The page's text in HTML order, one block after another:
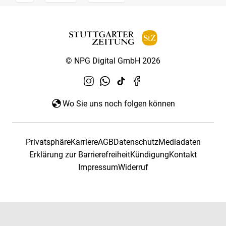
© NPG Digital GmbH 2026
Wo Sie uns noch folgen können
PrivatsphäreKarriereAGBDatenschutzMediadaten
Erklärung zur BarrierefreiheitKündigungKontakt
ImpressumWiderruf